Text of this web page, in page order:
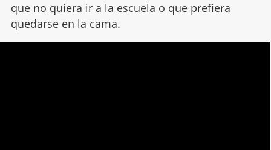
que no quiera ir a la escuela o que prefiera
quedarse en la cama.